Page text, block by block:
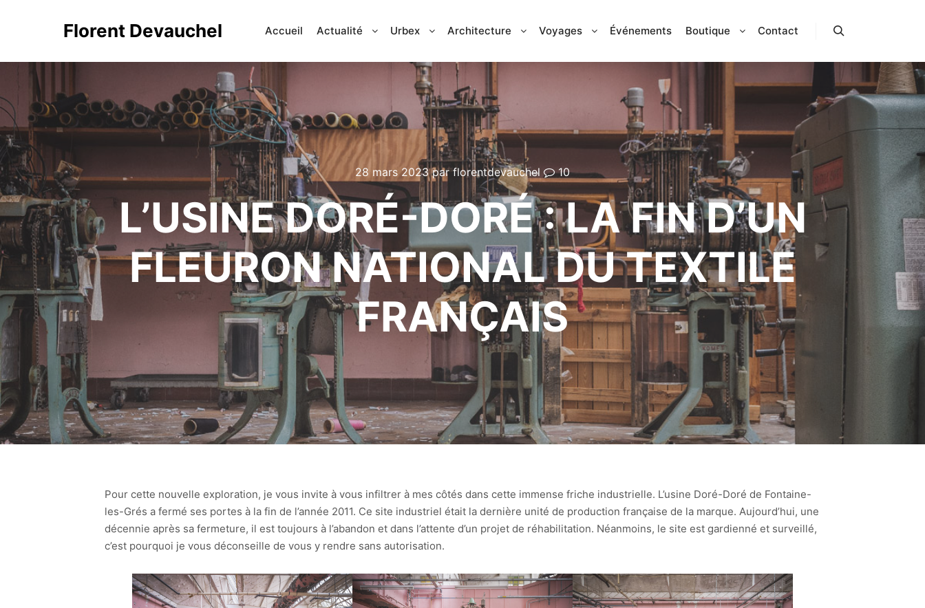
Florent Devauchel Accueil Actualité Urbex Architecture Voyages Événements Boutique Contact
28 mars 2023parflorentdevauchel 10
L’USINE DORÉ-DORÉ : LA FIN D’UN
FLEURON NATIONAL DU TEXTILE
FRANÇAIS
Pour cette nouvelle exploration, je vous invite à vous infiltrer à mes côtés dans cette immense friche industrielle. L’usine Doré-Doré de Fontaine-
les-Grés a fermé ses portes à la fin de l’année 2011. Ce site industriel était la dernière unité de production française de la marque. Aujourd’hui, une
décennie après sa fermeture, il est toujours à l’abandon et dans l’attente d’un projet de réhabilitation. Néanmoins, le site est gardienné et surveillé,
c’est pourquoi je vous déconseille de vous y rendre sans autorisation.